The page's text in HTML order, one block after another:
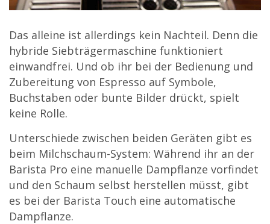
Das alleine ist allerdings kein Nachteil. Denn die
hybride Siebträgermaschine funktioniert
einwandfrei. Und ob ihr bei der Bedienung und
Zubereitung von Espresso auf Symbole,
Buchstaben oder bunte Bilder drückt, spielt
keine Rolle.
Unterschiede zwischen beiden Geräten gibt es
beim Milchschaum-System: Während ihr an der
Barista Pro eine manuelle Dampflanze vorfindet
und den Schaum selbst herstellen müsst, gibt
es bei der Barista Touch eine automatische
Dampflanze.